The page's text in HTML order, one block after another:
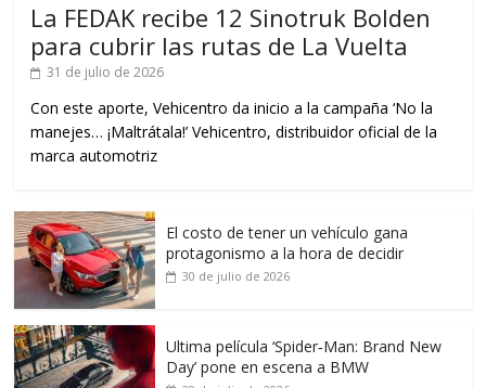
La FEDAK recibe 12 Sinotruk Bolden
para cubrir las rutas de La Vuelta
31 de julio de 2026
Con este aporte, Vehicentro da inicio a la campaña ‘No la
manejes… ¡Maltrátala!’ Vehicentro, distribuidor oficial de la
marca automotriz
El costo de tener un vehículo gana
protagonismo a la hora de decidir
30 de julio de 2026
Ultima película ‘Spider‑Man: Brand New
Day’ pone en escena a BMW